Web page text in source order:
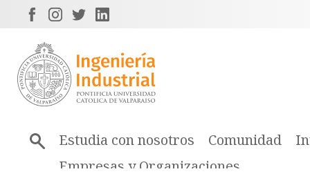
Estudia con nosotros Comunidad
Empresas y Organizaciones